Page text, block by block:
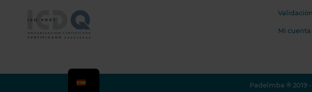
Mi
Padelmba ® 2019